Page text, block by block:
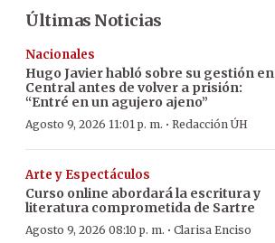
Últimas Noticias
Nacionales
Hugo Javier habló sobre su gestión en
Central antes de volver a prisión:
“Entré en un agujero ajeno”
Agosto 9, 2026 11:01 p. m. · Redacción ÚH
Arte y Espectáculos
Curso online abordará la escritura y
literatura comprometida de Sartre
Agosto 9, 2026 08:10 p. m. · Clarisa Enciso